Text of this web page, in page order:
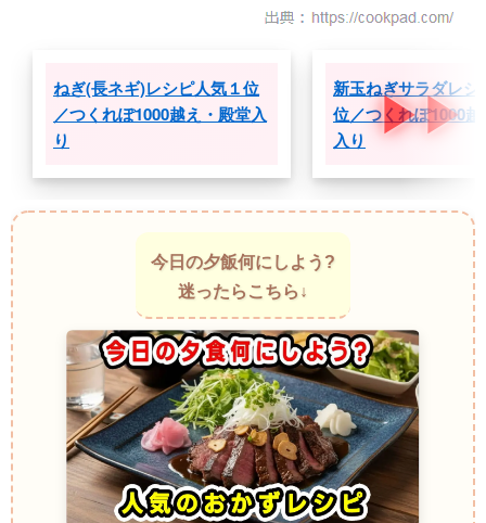
ねぎ(長ネギ)レシピ人気１位
／つくれぽ1000越え・殿堂入
り
新玉ねぎサラダレシ
位／つくれぽ1000
入り
今日の夕飯何にしよう?
迷ったらこちら↓